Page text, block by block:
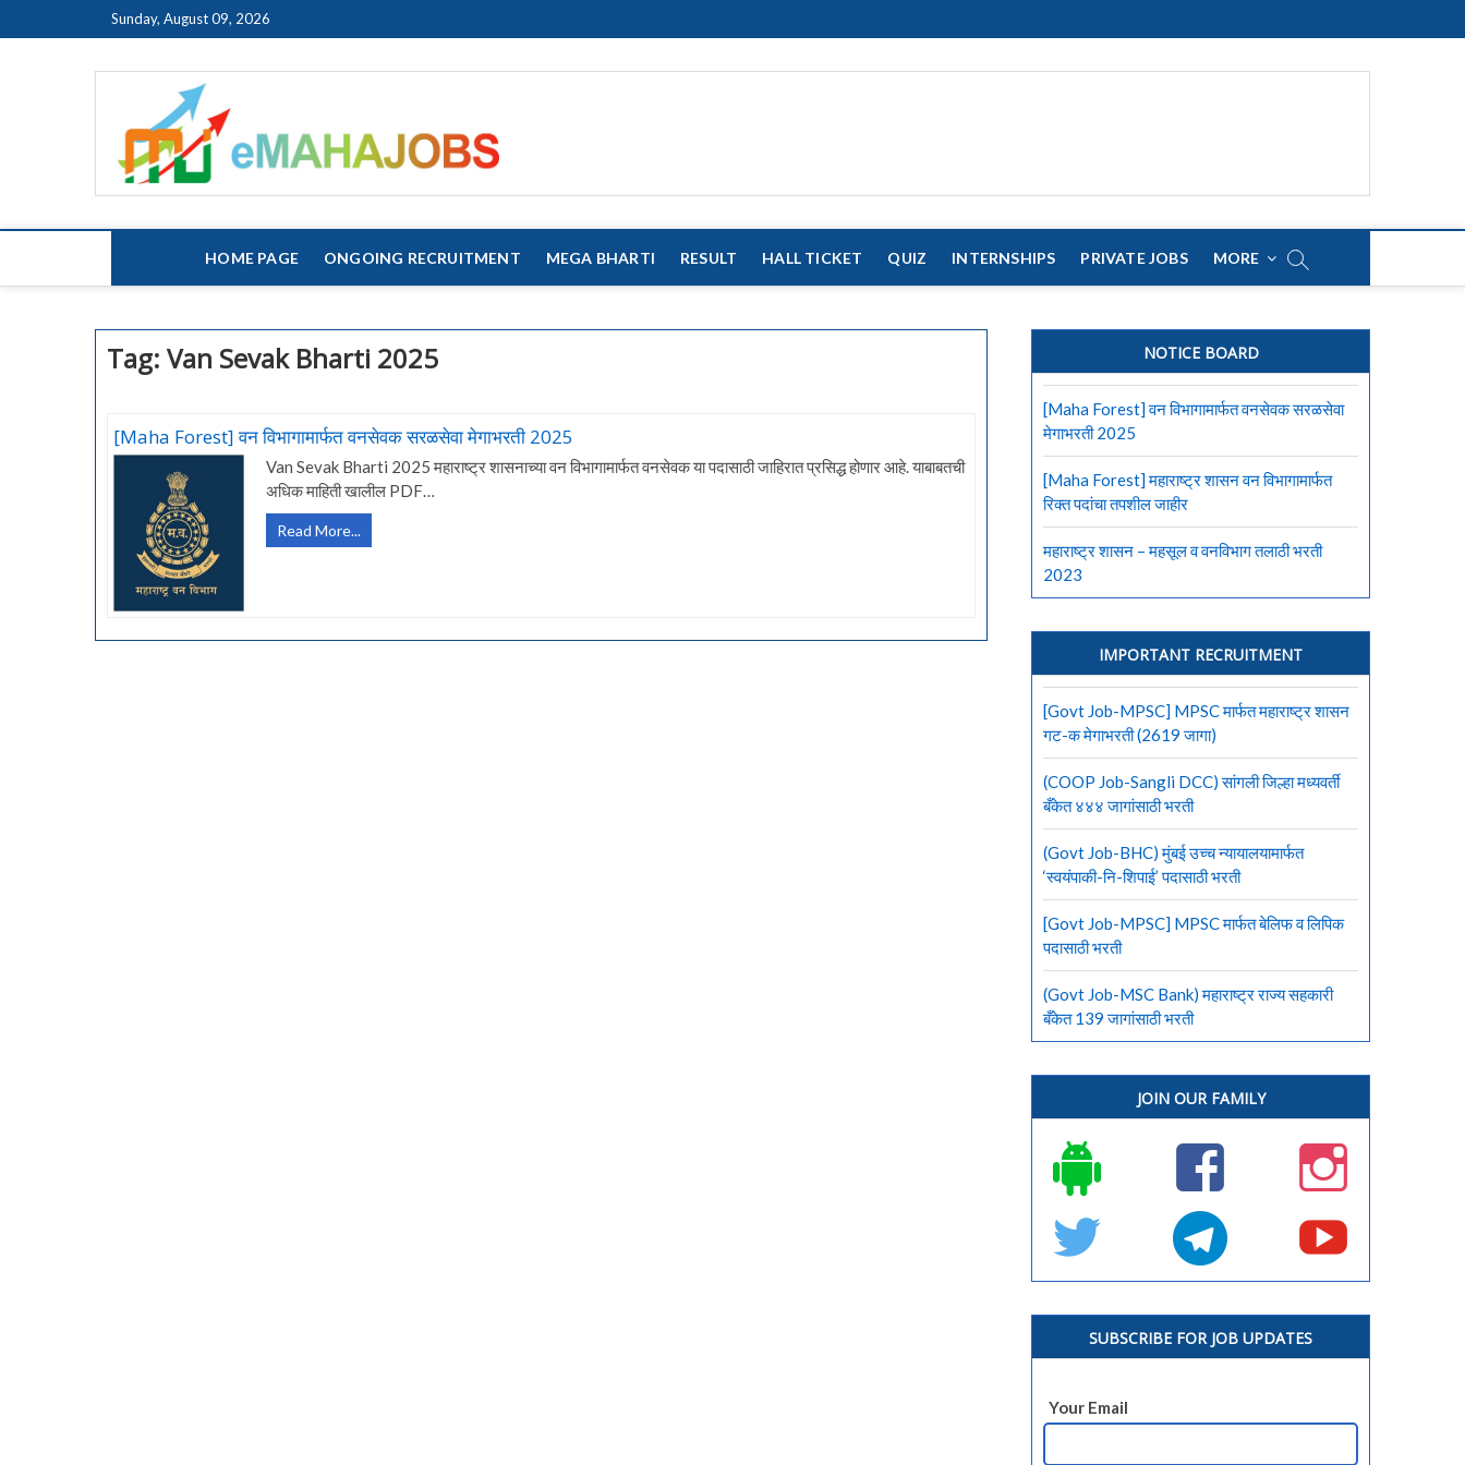
to
Sunday, August 09, 2026
HOME PAGE ONGOING RECRUITMENT MEGA BHARTI RESULT HALL TICKET QUIZ INTERNSHIPS PRIVATE JOBS MORE
Tag: Van Sevak Bharti 2025
[Maha Forest] वन विभागामार्फत वनसेवक सरळसेवा मेगाभरती 2025
Van Sevak Bharti 2025 महाराष्ट्र शासनाच्या वन विभागामार्फत वनसेवक या पदासाठी जाहिरात प्रसिद्ध होणार आहे. याबाबतची
अधिक माहिती खालील PDF…
Read More...
Forest]
सरळसेवा
NOTICE BOARD
[Maha Forest] वन विभागामार्फत वनसेवक सरळसेवा
मेगाभरती 2025
[Maha Forest] महाराष्ट्र शासन वन विभागामार्फत
रिक्त पदांचा तपशील जाहीर
महाराष्ट्र शासन – महसूल व वनविभाग तलाठी भरती
2023
IMPORTANT RECRUITMENT
[Govt Job-MPSC] MPSC मार्फत महाराष्ट्र शासन
गट-क मेगाभरती (2619 जागा)
(COOP Job-Sangli DCC) सांगली जिल्हा मध्यवर्ती
बँकेत ४४४ जागांसाठी भरती
(Govt Job-BHC) मुंबई उच्च न्यायालयामार्फत
‘स्वयंपाकी-नि-शिपाई’ पदासाठी भरती
[Govt Job-MPSC] MPSC मार्फत बेलिफ व लिपिक
पदासाठी भरती
(Govt Job-MSC Bank) महाराष्ट्र राज्य सहकारी
बँकेत 139 जागांसाठी भरती
JOIN OUR FAMILY
SUBSCRIBE FOR JOB UPDATES
Your Email